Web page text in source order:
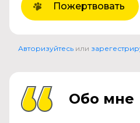
Пожертвовать
Авторизуйтесь или
Обо мне